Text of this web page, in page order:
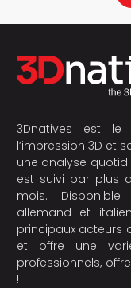
3Dnatives est
l’impression 3D et
une analyse
est suivi par plus
mois.
allemand et
principaux acteurs
et offre une
professionnels,
!